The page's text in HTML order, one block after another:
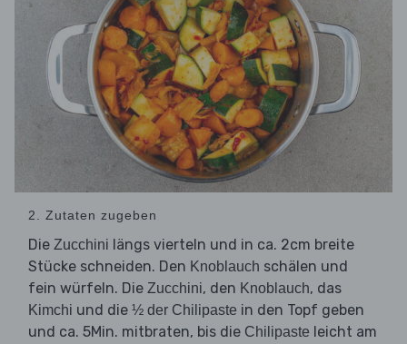
2. Zutaten zugeben
Die Zucchini längs vierteln und in ca. 2cm breite
Stücke schneiden. Den Knoblauch schälen und
fein würfeln. Die Zucchini, den Knoblauch, das
Kimchi und die ½ der Chilipaste in den Topf geben
und ca. 5Min. mitbraten, bis die Chilipaste leicht am